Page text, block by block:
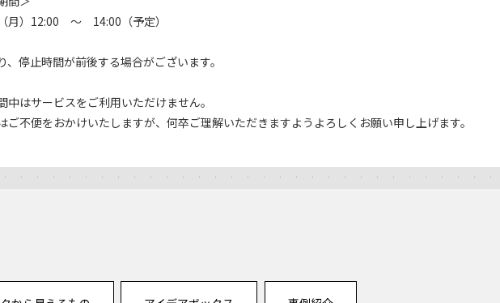
月）12:00 ～ 14:00（予定）
停止時間が前後する場合がございます。
中はサービスをご利用いただけません。
ご不便をおかけいたしますが、何卒ご理解いただきますようよろしくお願い申し上げます。